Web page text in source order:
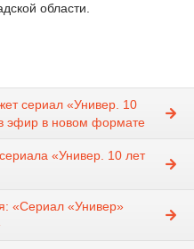
области.
сериал «Универ. 10
в эфир в новом формате
«Универ. 10 лет
«Сериал «Универ»